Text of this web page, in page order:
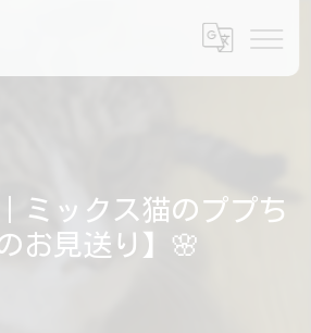
ミックス猫のププち
お見送り】🌸